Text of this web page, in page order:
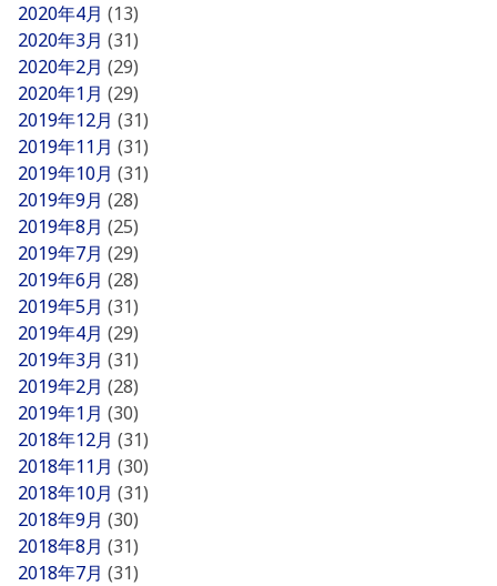
2020年4月 (13)
2020年3月 (31)
2020年2月 (29)
2020年1月 (29)
2019年12月 (31)
2019年11月 (31)
2019年10月 (31)
2019年9月 (28)
2019年8月 (25)
2019年7月 (29)
2019年6月 (28)
2019年5月 (31)
2019年4月 (29)
2019年3月 (31)
2019年2月 (28)
2019年1月 (30)
2018年12月 (31)
2018年11月 (30)
2018年10月 (31)
2018年9月 (30)
2018年8月 (31)
2018年7月 (31)